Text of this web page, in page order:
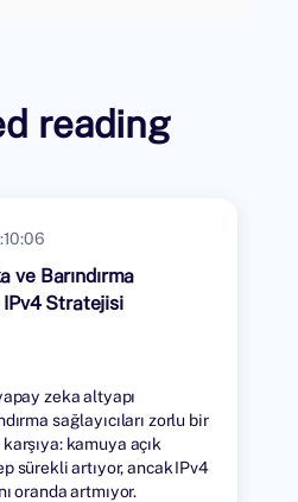
reading
ve Barındırma
IPv4 Stratejisi
zeka altyapı
sağlayıcıları zorlu bir
kamuya açık
sürekli artıyor, ancak IPv4
oranda artmıyor.